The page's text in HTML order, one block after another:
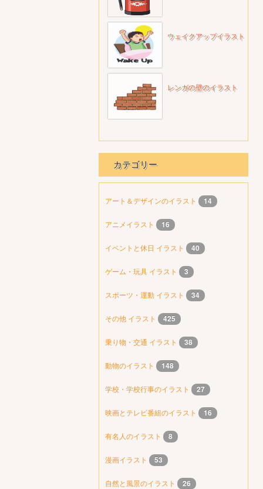
ウェイクアップイラスト
レンガの壁のイラスト
カテゴリー
アート＆デザインのイラスト 14
アニメイラスト 16
イベントと休日 イラスト 40
ゲーム・玩具 イラスト 3
スポーツ・運動 イラスト 34
その他 イラスト 425
乗り物・交通 イラスト 38
動物のイラスト 148
学校・学校行事のイラスト 27
映画とテレビ番組のイラスト 16
有名人のイラスト 8
漫画イラスト 53
自然と風景のイラスト 26